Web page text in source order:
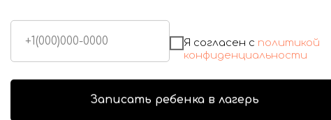
Я согласен с политикой
конфиденциальности
Записать ребенка в лагерь